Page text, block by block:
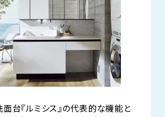
面台『ルミシス』の代表的な機能と